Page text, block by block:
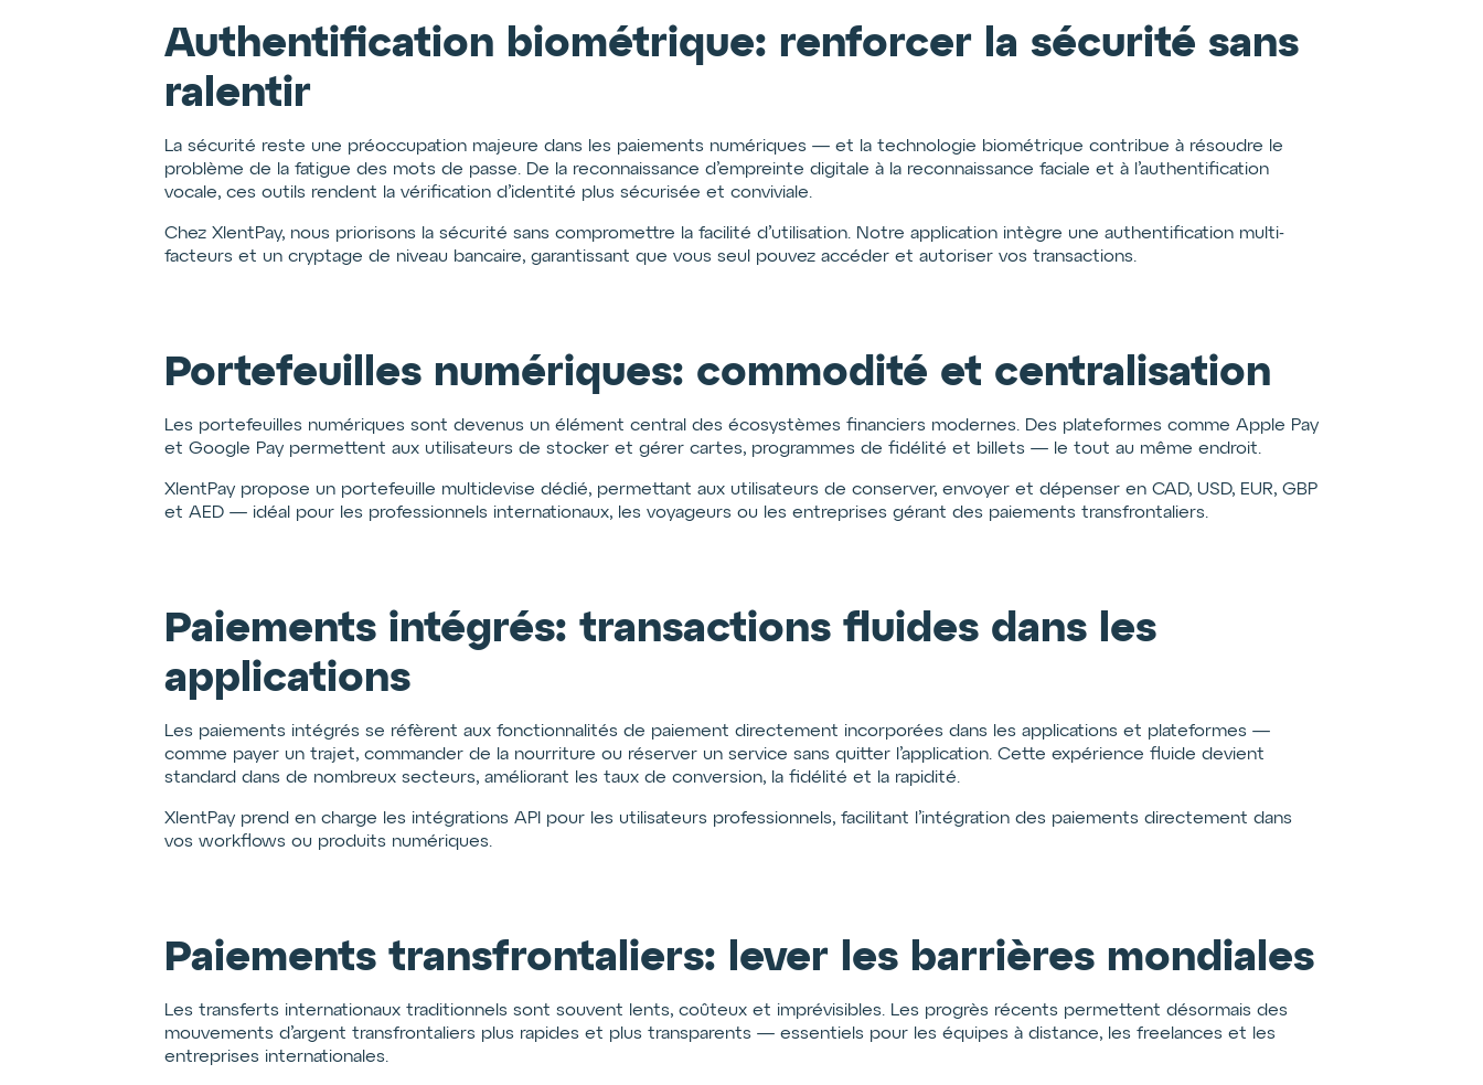
Authentification biométrique: renforcer la sécurité sans
ralentir
La sécurité reste une préoccupation majeure dans les paiements numériques — et la technologie biométrique contribue à résoudre le
problème de la fatigue des mots de passe. De la reconnaissance d’empreinte digitale à la reconnaissance faciale et à l’authentification
vocale, ces outils rendent la vérification d’identité plus sécurisée et conviviale.
Chez XlentPay, nous priorisons la sécurité sans compromettre la facilité d’utilisation. Notre application intègre une authentification multi-
facteurs et un cryptage de niveau bancaire, garantissant que vous seul pouvez accéder et autoriser vos transactions.
Portefeuilles numériques: commodité et centralisation
Les portefeuilles numériques sont devenus un élément central des écosystèmes financiers modernes. Des plateformes comme Apple Pay
et Google Pay permettent aux utilisateurs de stocker et gérer cartes, programmes de fidélité et billets — le tout au même endroit.
XlentPay propose un portefeuille multidevise dédié, permettant aux utilisateurs de conserver, envoyer et dépenser en CAD, USD, EUR, GBP
et AED — idéal pour les professionnels internationaux, les voyageurs ou les entreprises gérant des paiements transfrontaliers.
Paiements intégrés: transactions fluides dans les
applications
Les paiements intégrés se réfèrent aux fonctionnalités de paiement directement incorporées dans les applications et plateformes —
comme payer un trajet, commander de la nourriture ou réserver un service sans quitter l’application. Cette expérience fluide devient
standard dans de nombreux secteurs, améliorant les taux de conversion, la fidélité et la rapidité.
XlentPay prend en charge les intégrations API pour les utilisateurs professionnels, facilitant l’intégration des paiements directement dans
vos workflows ou produits numériques.
Paiements transfrontaliers: lever les barrières mondiales
Les transferts internationaux traditionnels sont souvent lents, coûteux et imprévisibles. Les progrès récents permettent désormais des
mouvements d’argent transfrontaliers plus rapides et plus transparents — essentiels pour les équipes à distance, les freelances et les
entreprises internationales.